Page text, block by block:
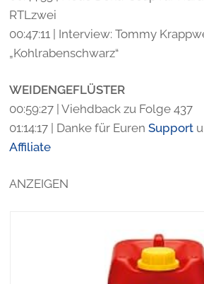
RTLzwei
00:47:11 | Interview: Tommy
„Kohlrabenschwarz“
WEIDENGEFLÜSTER
00:59:27 | Viehdback zu Folge 437
01:14:17 | Danke für EurenSupport
Affiliate
ANZEIGEN